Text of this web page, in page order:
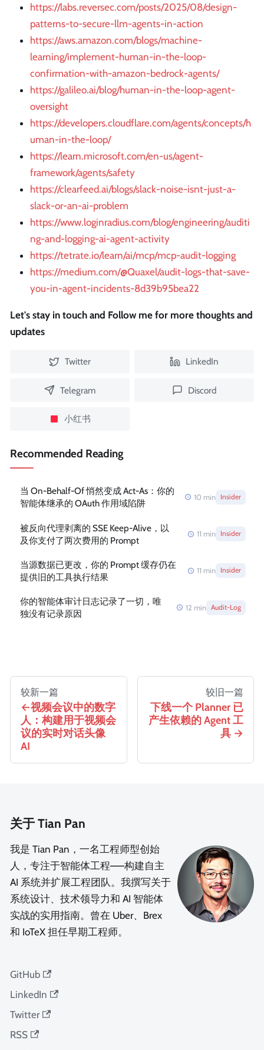
https://labs.reversec.com/posts/2025/08/design-
patterns-to-secure-llm-agents-in-action
https://aws.amazon.com/blogs/machine-
learning/implement-human-in-the-loop-
confirmation-with-amazon-bedrock-agents/
https://galileo.ai/blog/human-in-the-loop-agent-
oversight
https://developers.cloudflare.com/agents/concepts/h
uman-in-the-loop/
https://learn.microsoft.com/en-us/agent-
framework/agents/safety
https://clearfeed.ai/blogs/slack-noise-isnt-just-a-
slack-or-an-ai-problem
https://www.loginradius.com/blog/engineering/auditi
ng-and-logging-ai-agent-activity
https://tetrate.io/learn/ai/mcp/mcp-audit-logging
https://medium.com/@Quaxel/audit-logs-that-save-
you-in-agent-incidents-8d39b95bea22
Let's stay in touch and Follow me for more thoughts and
updates
Twitter LinkedIn
Telegram Discord
小红书
Recommended Reading
当 On-Behalf-Of 悄然变成 Act-As：你的
智能体继承的 OAuth 作用域陷阱
10 min Insider
被反向代理剥离的 SSE Keep-Alive，以
及你支付了两次费用的 Prompt
11 min Insider
当源数据已更改，你的 Prompt 缓存仍在
提供旧的工具执行结果
11 min Insider
你的智能体审计日志记录了一切，唯
独没有记录原因
12 min Audit-Log
较新一篇
视频会议中的数字
人：构建用于视频会
议的实时对话头像
AI
较旧一篇
下线一个 Planner 已
产生依赖的 Agent 工
具
关于 Tian Pan
我是 Tian Pan，一名工程师型创始
人，专注于智能体工程——构建自主
AI 系统并扩展工程团队。我撰写关于
系统设计、技术领导力和 AI 智能体
实战的实用指南。曾在 Uber、Brex
和 IoTeX 担任早期工程师。
GitHub
LinkedIn
Twitter
RSS